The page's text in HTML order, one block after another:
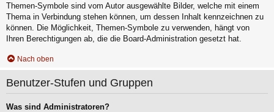
Themen-Symbole sind vom Autor ausgewählte Bilder, welche mit einem
Thema in Verbindung stehen können, um dessen Inhalt kennzeichnen zu
können. Die Möglichkeit, Themen-Symbole zu verwenden, hängt von
Ihren Berechtigungen ab, die die Board-Administration gesetzt hat.
Nach oben
Benutzer-Stufen und Gruppen
Was sind Administratoren?